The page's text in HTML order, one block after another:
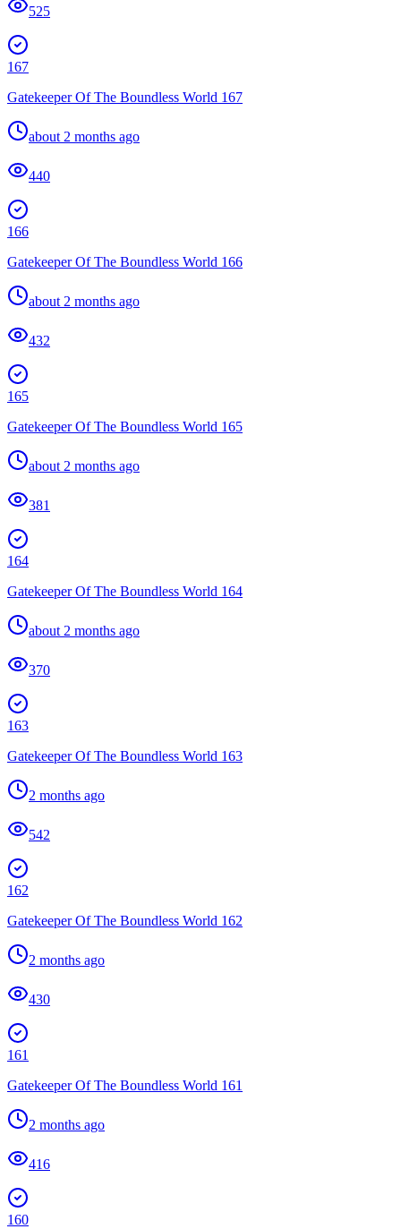
525
167
Gatekeeper Of The Boundless World 167
about 2 months ago
440
166
Gatekeeper Of The Boundless World 166
about 2 months ago
432
165
Gatekeeper Of The Boundless World 165
about 2 months ago
381
164
Gatekeeper Of The Boundless World 164
about 2 months ago
370
163
Gatekeeper Of The Boundless World 163
2 months ago
542
162
Gatekeeper Of The Boundless World 162
2 months ago
430
161
Gatekeeper Of The Boundless World 161
2 months ago
416
160